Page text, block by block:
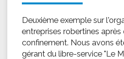
Deuxième exemple sur
entreprises robertines
confinement. Nous avons
gérant du libre-service "Le